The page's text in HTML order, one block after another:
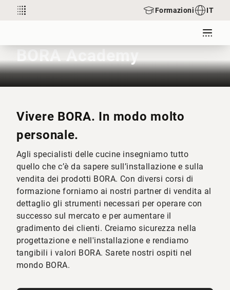
Formazioni IT
BORA Academy
Vivere BORA. In modo molto
personale.
Agli specialisti delle cucine insegniamo tutto
quello che c’è da sapere sull’installazione e sulla
vendita dei prodotti BORA. Con diversi corsi di
formazione forniamo ai nostri partner di vendita al
dettaglio gli strumenti necessari per operare con
successo sul mercato e per aumentare il
gradimento dei clienti. Creiamo sicurezza nella
progettazione e nell'installazione e rendiamo
tangibili i valori BORA. Sarete nostri ospiti nel
mondo BORA.